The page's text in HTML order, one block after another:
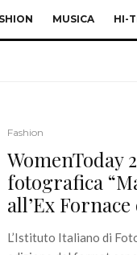
MUSICA HI-
Fashion
WomenToday
fotografica
all’Ex
L’Istituto Italiano di